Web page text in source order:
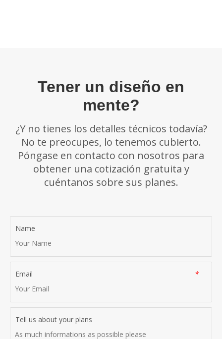
Tener un diseño en
mente?
¿Y no tienes los detalles técnicos todavía?
No te preocupes, lo tenemos cubierto.
Póngase en contacto con nosotros para
obtener una cotización gratuita y
cuéntanos sobre sus planes.
Name
*
Email
Tell us about your plans